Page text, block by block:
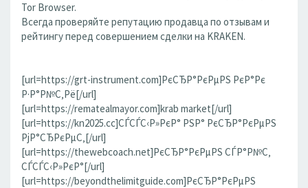
Tor Browser.
Всегда проверяйте репутацию продавца по отзывам и
рейтингу перед совершением сделки на KRAKEN.
[url=https://grt-instrument.com]РєСЂР°РєРµРЅ РєР°Рє
Р·Р°Р№С‚Рё[/url]
[url=https://rematealmayor.com]krab market[/url]
[url=https://kn2025.cc]СЃСЃС‹Р»РєР° РЅР° РєСЂР°РєРµРЅ
РјР°СЂРєРµС‚[/url]
[url=https://thewebcoach.net]РєСЂР°РєРµРЅ СЃР°Р№С‚
СЃСЃС‹Р»РєР°[/url]
[url=https://beyondthelimitguide.com]РєСЂР°РєРµРЅ